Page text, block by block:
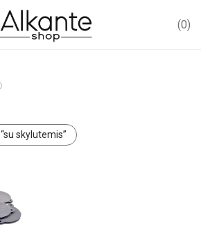
0
“su skylutemis”